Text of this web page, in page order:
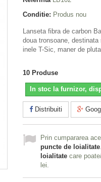
Conditie: Produs nou
Lanseta fibra de carbon
doua tronsoane,
inele T-Sic, maner de
10 Produse
In stoc la furnizor,
Distribuiti
Prin cumpararea
puncte de loialitate
loialitate care
lei.